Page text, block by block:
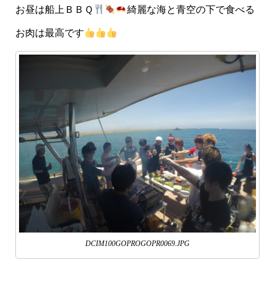
お昼は船上ＢＢＱ 綺麗な海と青空の下で食べる
お肉は最高です
DCIM100GOPROGOPR0069.JPG